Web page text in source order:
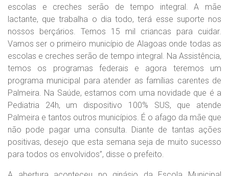
escolas e creches serão de tempo integral. A mãe
lactante, que trabalha o dia todo, terá esse suporte nos
nossos berçários. Temos 15 mil criancas para cuidar.
Vamos ser o primeiro município de Alagoas onde todas as
escolas e creches serão de tempo integral. Na Assistência,
temos os programas federais e agora teremos um
programa municipal para atender as famílias carentes de
Palmeira. Na Saúde, estamos com uma novidade que é a
Pediatria 24h, um dispositivo 100% SUS, que atende
Palmeira e tantos outros municípios. É o afago da mãe que
não pode pagar uma consulta. Diante de tantas ações
positivas, desejo que esta semana seja de muito sucesso
para todos os envolvidos”, disse o prefeito.